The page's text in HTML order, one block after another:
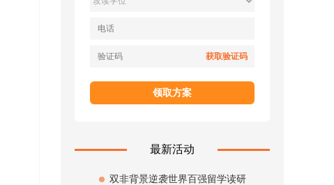
获取验证码
领取方案
最新活动
双非背景逆袭世界百强留学读研